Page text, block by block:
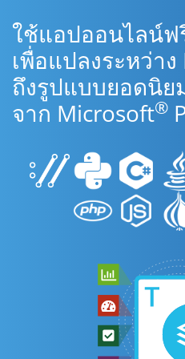
ใช้แอปออนไลน์ฟ
เพื่อแปลงระหว่าง
ถึงรูปแบบยอดนิย
จาก Microsoft®